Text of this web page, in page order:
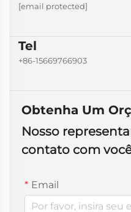
[email protected]
Tel
+86-15669766903
Obtenha Um
Nosso
contato com
Email